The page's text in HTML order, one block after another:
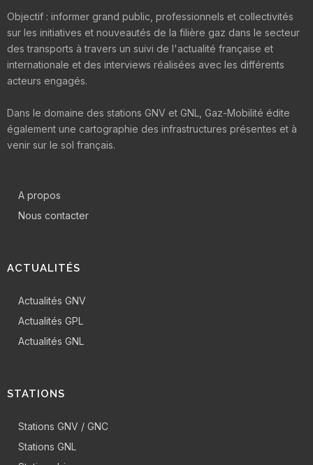
Objectif : informer grand public, professionnels et collectivités
sur les initiatives et nouveautés de la filière gaz dans le secteur
des transports à travers un suivi de l'actualité française et
internationale et des interviews réalisées avec les différents
acteurs engagés.
Dans le domaine des stations GNV et GNL, Gaz-Mobilité édite
également une cartographie des infrastructures présentes et à
venir sur le sol français.
A propos
Nous contacter
ACTUALITÉS
Actualités GNV
Actualités GPL
Actualités GNL
STATIONS
Stations GNV / GNC
Stations GNL